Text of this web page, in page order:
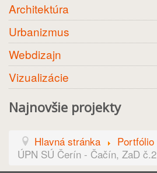
Architektúra
Urbanizmus
Webdizajn
Vizualizácie
Najnovšie projekty
Hlavná stránka Portfólio
ÚPN SÚ Čerín - Čačín, ZaD č.2